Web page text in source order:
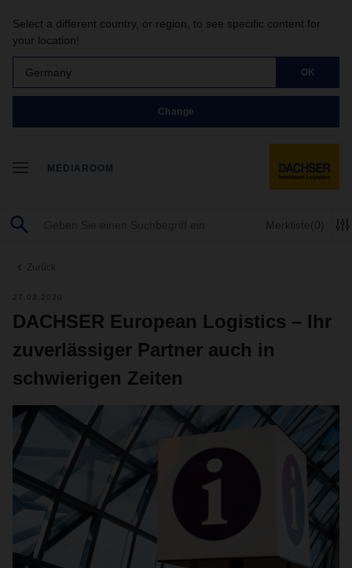
Select a different country, or region, to see specific content for
your location!
Germany OK
Change
MEDIAROOM
Merkliste(0)
Zurück
27.03.2020
DACHSER European Logistics – Ihr
zuverlässiger Partner auch in
schwierigen Zeiten